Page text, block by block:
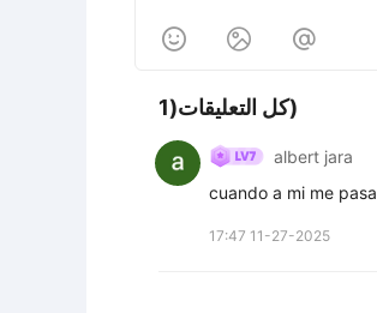
  
كل التعليقات(1)
albert jara
cuando a mi me
17:47 11-27-2025